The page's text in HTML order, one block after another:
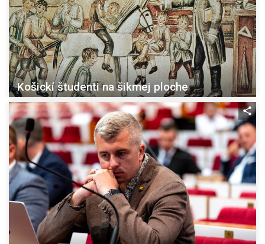
Košickí študenti na šikmej ploche